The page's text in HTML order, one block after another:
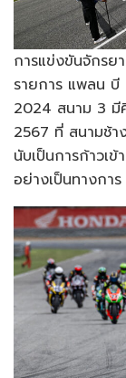
การแข่งขันจักรย
รายการ แพลน บี
2024 สนาม 3 มี
2567 ที่ สนามช้า
นับเป็นการก้าวเ
อย่างเป็นทางการ